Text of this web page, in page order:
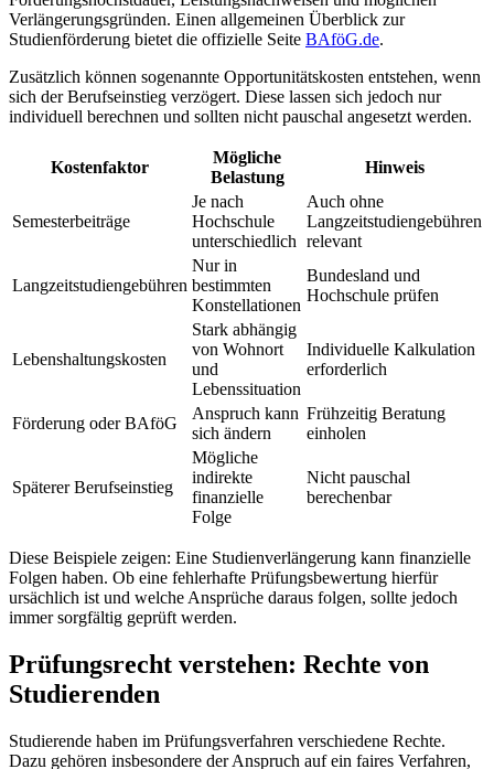
Verlängerungsgründen. Einen allgemeinen Überblick zur
Studienförderung bietet die offizielle Seite BAföG.de.
Zusätzlich können sogenannte Opportunitätskosten entstehen, wenn
sich der Berufseinstieg verzögert. Diese lassen sich jedoch nur
individuell berechnen und sollten nicht pauschal angesetzt werden.
Kostenfaktor
Mögliche
Belastung
Hinweis
Semesterbeiträge
Je nach
Hochschule
unterschiedlich
Auch ohne
Langzeitstudiengebühren
relevant
Langzeitstudiengebühren
Nur in
bestimmten
Konstellationen
Bundesland und
Hochschule prüfen
Lebenshaltungskosten
Stark abhängig
von Wohnort
und
Lebenssituation
Individuelle Kalkulation
erforderlich
Förderung oder BAföG
Anspruch kann
sich ändern
Frühzeitig Beratung
einholen
Späterer Berufseinstieg
Mögliche
indirekte
finanzielle
Folge
Nicht pauschal
berechenbar
Diese Beispiele zeigen: Eine Studienverlängerung kann finanzielle
Folgen haben. Ob eine fehlerhafte Prüfungsbewertung hierfür
ursächlich ist und welche Ansprüche daraus folgen, sollte jedoch
immer sorgfältig geprüft werden.
Prüfungsrecht verstehen: Rechte von
Studierenden
Studierende haben im Prüfungsverfahren verschiedene Rechte.
Dazu gehören insbesondere der Anspruch auf ein faires Verfahren,